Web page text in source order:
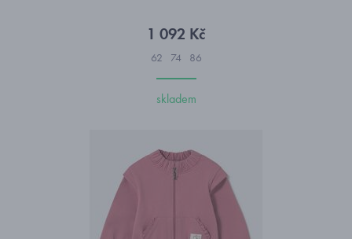
1 092 Kč
62 74 86
skladem